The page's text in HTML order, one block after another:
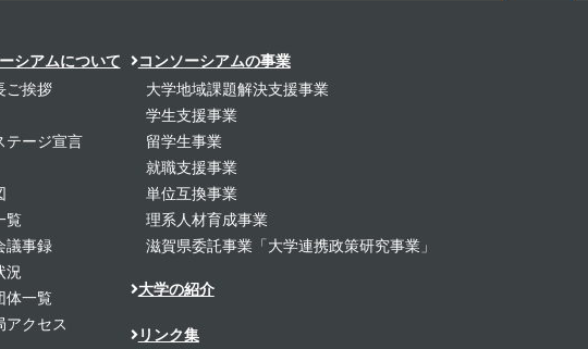
シアムについて
ご挨拶
テージ宣言
覧
議事録
況
体一覧
アクセス
コンソーシアムの事業
大学地域課題解決支援事業
学生支援事業
留学生事業
就職支援事業
単位互換事業
理系人材育成事業
滋賀県委託事業「大学連携政策研究事業」
大学の紹介
リンク集